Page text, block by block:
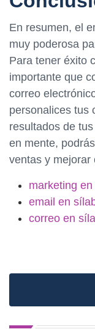
En resumen, el
muy poderosa
Para tener éxito
importante que
correo
personalices tus
resultados de
en mente,
ventas y mejorar
marketing
email en
correo en